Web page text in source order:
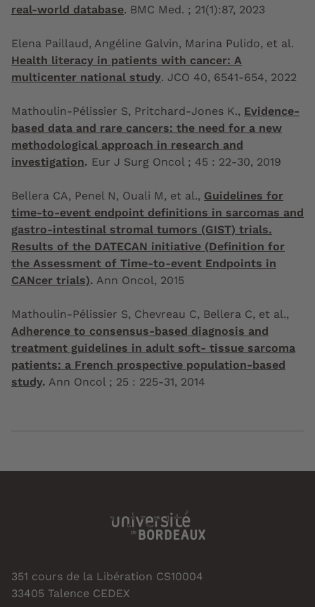
real-world database. BMC Med. ; 21(1):87, 2023
Elena Paillaud, Angéline Galvin, Marina Pulido, et al.
Health literacy in patients with cancer: A
multicenter national study. JCO 40, 6541-654, 2022
Mathoulin-Pélissier S, Pritchard-Jones K., Evidence-
based data and rare cancers: the need for a new
methodological approach in research and
investigation. Eur J Surg Oncol ; 45 : 22-30, 2019
Bellera CA, Penel N, Ouali M, et al., Guidelines for
time-to-event endpoint definitions in sarcomas and
gastro-intestinal stromal tumors (GIST) trials.
Results of the DATECAN initiative (Definition for
the Assessment of Time-to-event Endpoints in
CANcer trials). Ann Oncol, 2015
Mathoulin-Pélissier S, Chevreau C, Bellera C, et al.,
Adherence to consensus-based diagnosis and
treatment guidelines in adult soft- tissue sarcoma
patients: a French prospective population-based
study. Ann Oncol ; 25 : 225-31, 2014
351 cours de la Libération CS10004
33405 Talence CEDEX